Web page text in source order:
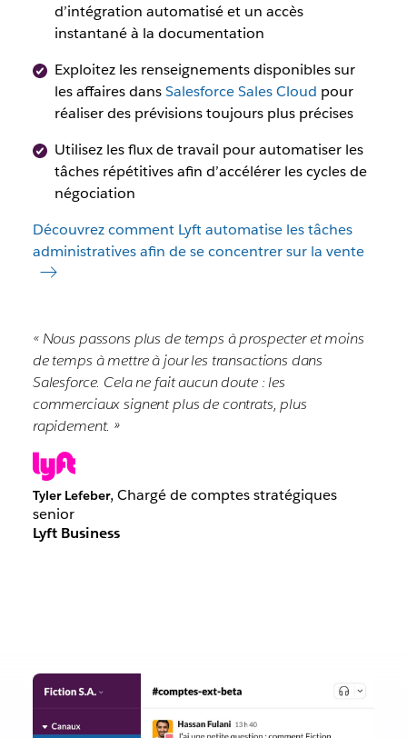
d’intégration automatisé et un accès
instantané à la documentation
Exploitez les renseignements disponibles sur
les affaires dansSalesforce Sales Cloud pour
réaliser des prévisions toujours plus précises
Utilisez les flux de travail pour automatiser les
tâches répétitives afin d’accélérer les cycles de
négociation
Découvrez comment Lyft automatise les tâches
administratives afin de se concentrer sur la vente
« Nous passons plus de temps à prospecter et moins
de temps à mettre à jour les transactions dans
Salesforce. Cela ne fait aucun doute : les
commerciaux signent plus de contrats, plus
rapidement. »
Tyler Lefeber, Chargé de comptes stratégiques
senior
Lyft Business